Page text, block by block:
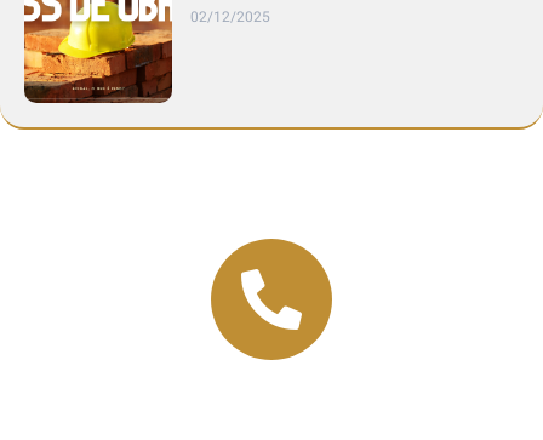
02/12/2025